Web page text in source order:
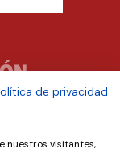
de privacidad
nuestros visitantes,